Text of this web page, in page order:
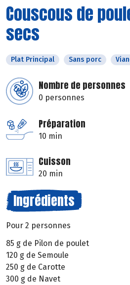
Couscous de
secs
Plat Principal Sans porc
Nombre de personnes
0 personnes
Préparation
10 min
Cuisson
20 min
Ingrédients
Pour 2 personnes
85 g de Pilon de poulet
120 g de Semoule
250 g de Carotte
300 g de Navet